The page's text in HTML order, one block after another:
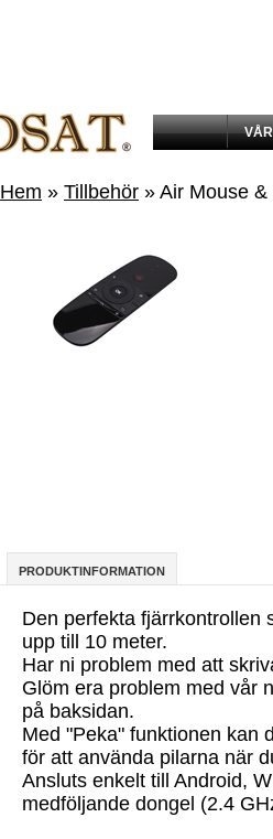
Hem » Tillbehör » Air Mouse
PRODUKTINFORMATION
Den perfekta fjärrkontrollen
upp till 10 meter.
Har ni problem med att
Glöm era problem med vår
på baksidan.
Med "Peka" funktionen kan
för att använda pilarna när
Ansluts enkelt till Android,
medföljande dongel (2.4